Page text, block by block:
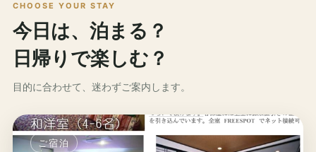
CHOOSE YOUR STAY
今日は、泊まる？
日帰りで楽しむ？
目的に合わせて、迷わずご案内します。
ご宿泊